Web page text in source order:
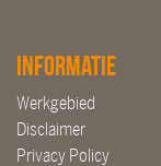
Informatie
Werkgebied
Disclaimer
Privacy Policy